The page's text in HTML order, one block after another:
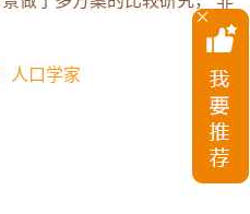
人口学家